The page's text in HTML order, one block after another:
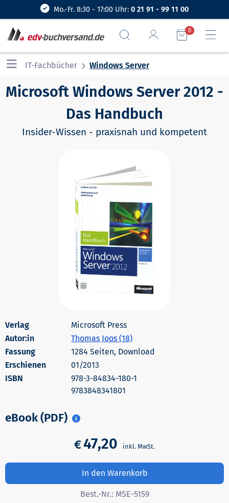
Mo.-Fr. 8:30 - 17:00 Uhr: 0 21 91 - 99 11 00
0
IT-Fachbücher Windows Server
Microsoft Windows Server 2012 -
Das Handbuch
Insider-Wissen - praxisnah und kompetent
Microsoft Press
Autor:in
Thomas Joos (18)
1284 Seiten, Download
Erschienen
01/2013
978-3-84834-180-1
9783848341801
eBook (PDF)
€47,20
In den Warenkorb
Best.-Nr.: MSE-5159